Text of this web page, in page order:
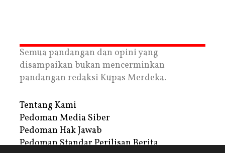
Semua pandangan dan opini yang
disampaikan bukan mencerminkan
pandangan redaksi Kupas Merdeka.
Tentang Kami
Pedoman Media Siber
Pedoman Hak Jawab
Pedoman Standar Perilisan Berita